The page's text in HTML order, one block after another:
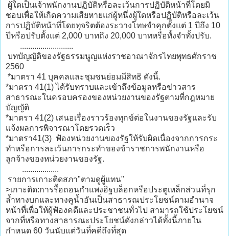
ผู้ใดเป็นเจ้าพนักงานปฏิบัติหรือละเว้นการปฏิบัติหน้าที่โดยมิ
ชอบเพื่อให้เกิดความเสียหายแก่ผู้หนึ่งผู้ใดหรือปฏิบัติหรือละเว้น
การปฏิบัติหน้าที่โดยทุจริตต้องระวางโทษจำคุกตั้งแต่ 1 ปีถึง 10
ปีหรือปรับตั้งแต่ 2,000 บาทถึง 20,000 บาทหรือทั้งจำทั้งปรับ.
..........................
บทบัญญัติของรัฐธรรมนูญแห่งราชอาณาจักรไทยพุทธศักราช
2560
*มาตรา 41 บุคคลและชุมชนย่อมมีสิทธิ ดังนี้.
*มาตรา 41(1) ได้รับทราบและเข้าถึงข้อมูลหรือข่าวสาร
สาธารณะในครอบครองของหน่วยงานของรัฐตามที่กฎหมาย
บัญญัติ
*มาตรา 41(2) เสนอเรื่องราวร้องทุกข์ต่อในงานของรัฐและรับ
แจ้งผลการพิจารณาโดยรวดเร็ว
*มาตรา41(3) ฟ้องหน่วยงานของรัฐให้รับผิดเนื่องจากการกระ
ทำหรือการละเว้นการกระทำของข้าราชการพนักงานหรือ
ลูกจ้างของหน่วยงานของรัฐ.
..................
รายการเกาะติดสภา"ตามดูผู้แทน"
>เกาะติด:การรื้อถอนกำแพงอิฐบล็อกหรือประตูเหล็กส่วนที่รุก
ล้ำทางบกและทางคูน้ำอันเป็นสาธารณประโยชน์ตามอำนาจ
หน้าที่เพื่อให้ผู้ฟ้องคดีและประชาชนทั่วไป สามารถใช้ประโยชน์
จากที่หรือทางสาธารณะประโยชน์ดังกล่าวได้ทั้งนี้ภายใน
กำหนด 60 วันนับแต่วันที่คดีถึงที่สุด